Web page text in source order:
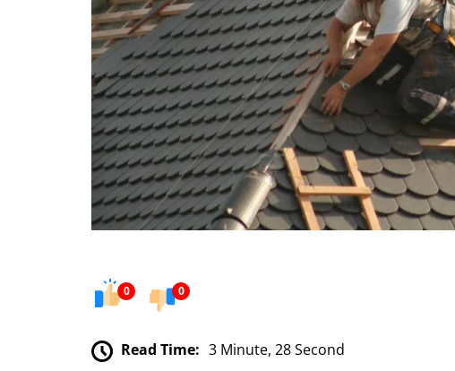
0 0
Read Time: 3 Minute, 28 Second